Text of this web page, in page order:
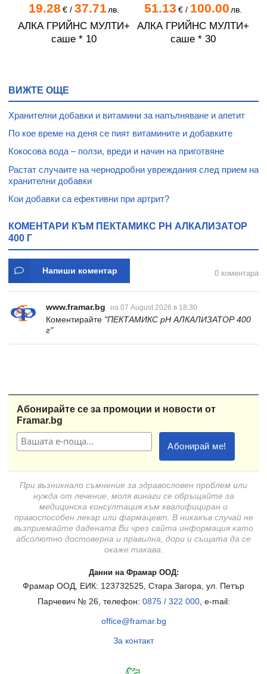
19.28 €/ 37.71 лв.
АЛКА ГРИЙНС МУЛТИ+
саше * 10
51.13 €/ 100.00 лв.
АЛКА ГРИЙНС МУЛТИ+
саше * 30
ВИЖТЕ ОЩЕ
Хранителни добавки и витамини за напълняване и апетит
По кое време на деня се пият витамините и добавките
Кокосова вода – ползи, вреди и начин на приготвяне
Растат случаите на чернодробни увреждания след прием на
хранителни добавки
Кои добавки са ефективни при артрит?
КОМЕНТАРИ КЪМ ПЕКТАМИКС PH АЛКАЛИЗАТОР
400 Г
Напиши коментар 0 коментара
www.framar.bg на 07 August 2026 в 18:30
Коментирайте "ПЕКТАМИКС pH АЛКАЛИЗАТОР 400
г"
Абонирайте се за промоции и новости от
Framar.bg
При възникнало съмнение за здравословен проблем или
нужда от лечение, моля винаги се обръщайте за
медицинска консултация към квалифициран и
правоспособен лекар или фармацевт. В никакъв случай не
възприемайте дадената Ви чрез сайта информация като
абсолютно достоверна и правилна, дори и същата да се
окаже такава.
Данни на Фрамар ООД:
Фрамар ООД, ЕИК: 123732525, Стара Загора, ул. Петър
Парчевич № 26, телефон: 0875 / 322 000, e-mail:
office@framar.bg
За контакт